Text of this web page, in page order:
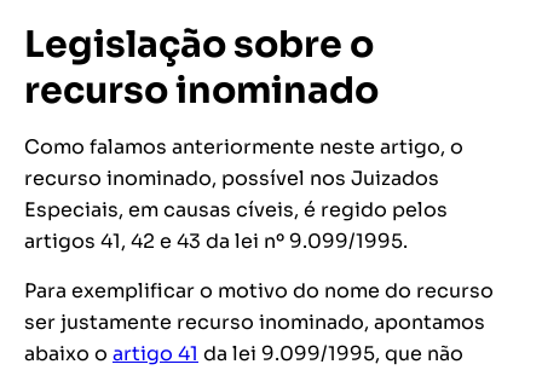
Legislação sobre o
recurso inominado
Como falamos anteriormente neste artigo, o
recurso inominado, possível nos Juizados
Especiais, em causas cíveis, é regido pelos
artigos 41, 42 e 43 da lei nº 9.099/1995.
Para exemplificar o motivo do nome do recurso
ser justamente recurso inominado, apontamos
abaixo o artigo 41 da lei 9.099/1995, que não